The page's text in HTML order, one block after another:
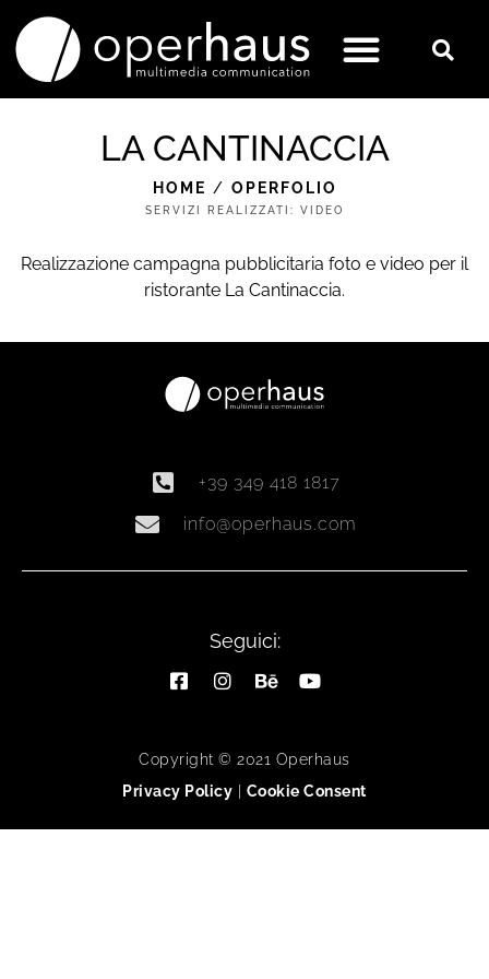
LA CANTINACCIA
HOME / OPERFOLIO
SERVIZI REALIZZATI: VIDEO
Realizzazione campagna pubblicitaria foto e video per il
ristorante La Cantinaccia.
+39 349 418 1817
info@operhaus.com
Seguici:
Copyright © 2021 Operhaus
Privacy Policy
Cookie Consent